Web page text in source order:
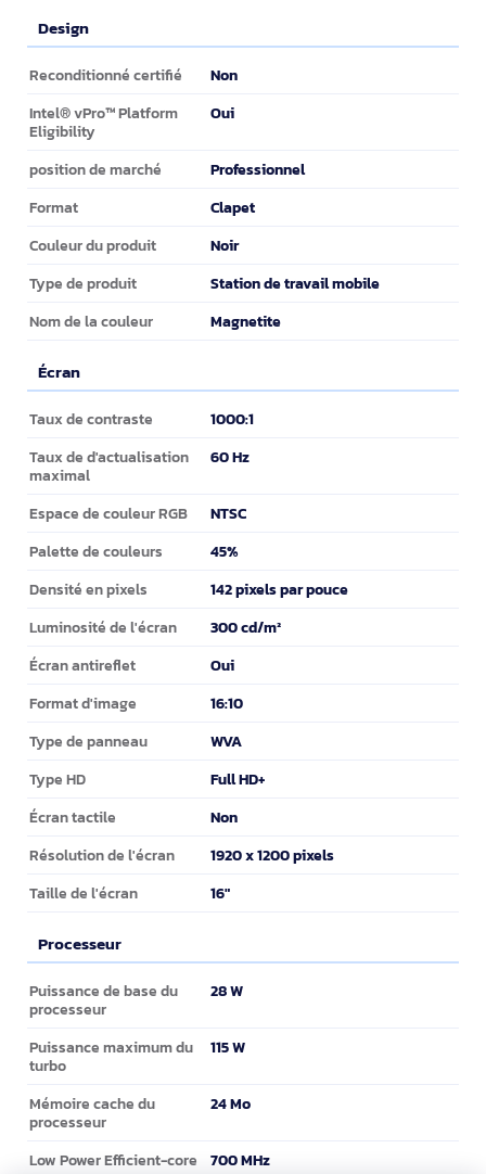
Design
Design
Reconditionné certifié Non
Intel® vPro™ Platform
Eligibility
Oui
position de marché Professionnel
Format Clapet
Couleur du produit Noir
Type de produit Station de travail mobile
Nom de la couleur Magnetite
Écran
Écran
Taux de contraste 1000:1
Taux de d'actualisation
maximal
60 Hz
Espace de couleur RGB NTSC
Palette de couleurs 45%
Densité en pixels 142 pixels par pouce
Luminosité de l'écran 300 cd/m²
Écran antireflet Oui
Format d'image 16:10
Type de panneau WVA
Type HD Full HD+
Écran tactile Non
Résolution de l'écran 1920 x 1200 pixels
Taille de l'écran 16"
Processeur
Processeur
Puissance de base du
processeur
28 W
Puissance maximum du
turbo
115 W
Mémoire cache du
processeur
24 Mo
Low Power Efficient-core
700 MHz